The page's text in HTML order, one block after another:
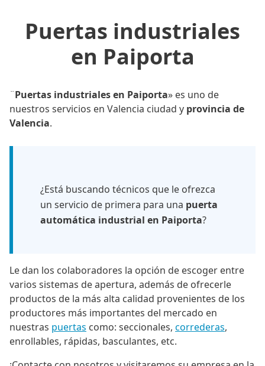
Puertas industriales
en Paiporta
¨Puertas industriales en Paiporta» es uno de
nuestros servicios en Valencia ciudad y provincia de
Valencia.
¿Está buscando técnicos que le ofrezca
un servicio de primera para una puerta
automática industrial en Paiporta?
Le dan los colaboradores la opción de escoger entre
varios sistemas de apertura, además de ofrecerle
productos de la más alta calidad provenientes de los
productores más importantes del mercado en
nuestras puertas como: seccionales, correderas,
enrollables, rápidas, basculantes, etc.